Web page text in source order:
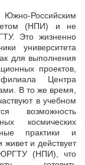
Российским
(НПИ) и не
Это жизненно
университета
для выполнения
проектов,
Центра
В то же время,
в учебном
возможность
космических
практики и
и действует
ЮРГТУ (НПИ), что